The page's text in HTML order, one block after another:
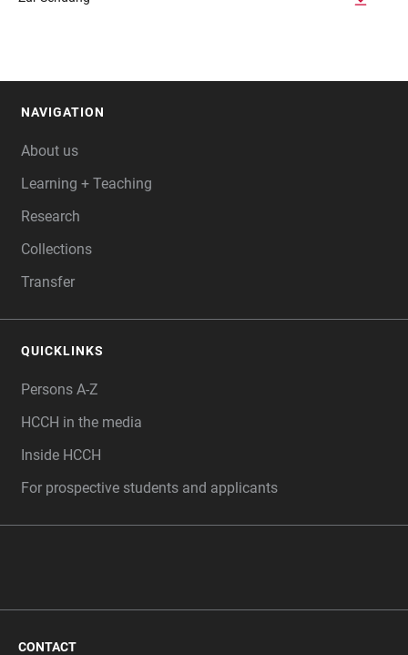
NAVIGATION
About us
Learning + Teaching
Research
Collections
Transfer
QUICKLINKS
Persons A-Z
HCCH in the media
Inside HCCH
For prospective students and applicants
CONTACT